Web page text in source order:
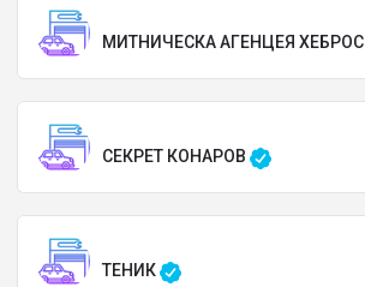
МИТНИЧЕСКА АГЕНЦЕЯ ХЕБРОС
СЕКРЕТ КОНАРОВ
ТЕНИК